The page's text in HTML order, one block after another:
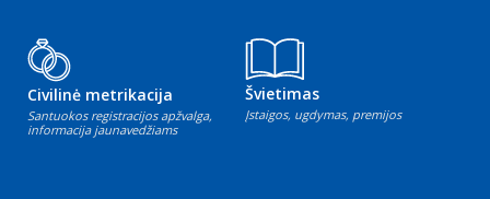
Civilinė metrikacija
Santuokos registracijos apžvalga,
informacija jaunavedžiams
Švietimas
Įstaigos, ugdymas, premijos